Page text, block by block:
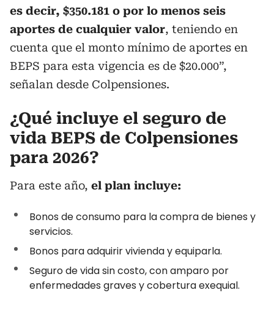
es decir, $350.181 o por lo menos seis
aportes de cualquier valor, teniendo en
cuenta que el monto mínimo de aportes en
BEPS para esta vigencia es de $20.000”,
señalan desde Colpensiones.
¿Qué incluye el seguro de
vida BEPS de Colpensiones
para 2026?
Para este año, el plan incluye:
Bonos de consumo para la compra de bienes y
servicios.
Bonos para adquirir vivienda y equiparla.
Seguro de vida sin costo, con amparo por
enfermedades graves y cobertura exequial.